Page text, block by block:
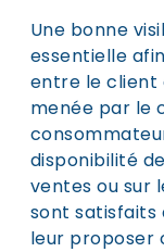
Une bonne
essentielle
entre le client
menée par le
disponibilité
ventes ou sur
sont satisfaits
leur proposer